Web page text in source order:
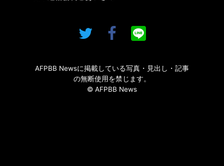
AFPBB Newsに掲載している写真・見出し・記事
の無断使用を禁じます。
© AFPBB News